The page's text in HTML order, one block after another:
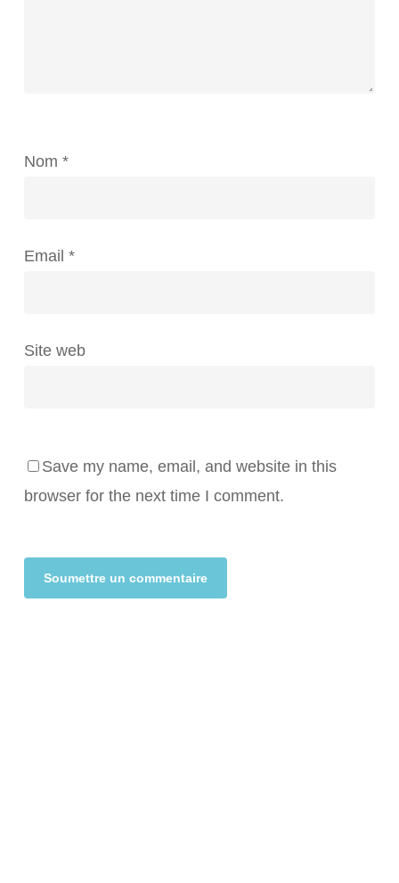
Nom *
Email *
Site web
Save my name, email, and website in this
browser for the next time I comment.